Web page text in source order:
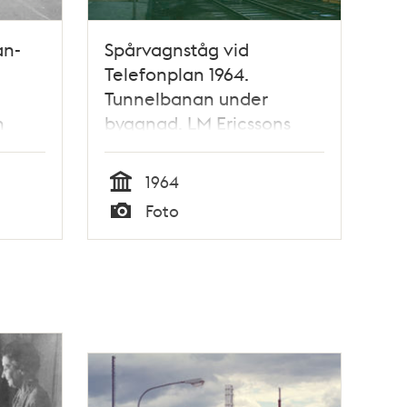
kör
Spårvagnståg vid
Telefonplan 1964.
Tunnelbanan under
byggnad. LM Ericssons
kontorshus i bakgrunden
Tid
1964
Typ
Foto